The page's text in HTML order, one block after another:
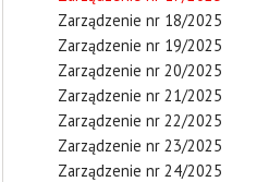
Zarządzenie nr 18/2025
Zarządzenie nr 19/2025
Zarządzenie nr 20/2025
Zarządzenie nr 21/2025
Zarządzenie nr 22/2025
Zarządzenie nr 23/2025
Zarządzenie nr 24/2025